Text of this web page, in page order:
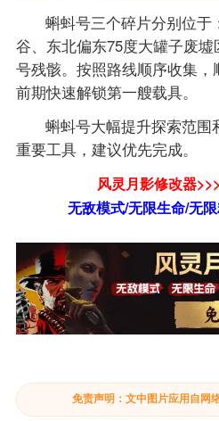
蝌蚪号三个碎片分别位于
谷、东北偏东75度大罐子废
号残骸。按照路线顺序收集
前期快速解锁第一艘载具。
蝌蚪号大幅提升探索范
重要工具，建议优先完成。
风灵月影修改器>>>
无敌模式/无限生命/无
免责声明：文中图片应用自网